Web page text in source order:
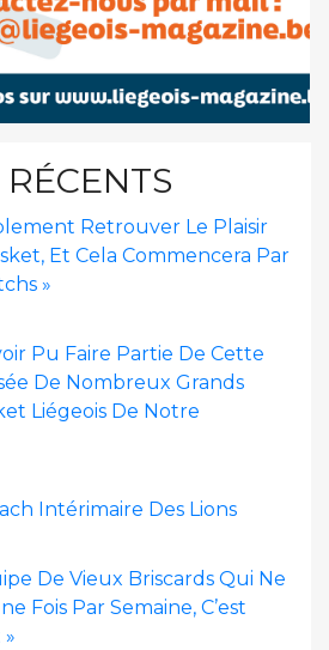
Retrouver Le Plaisir
Et Cela Commencera Par
»
Pu Faire Partie De Cette
De Nombreux Grands
Liégeois De Notre
Intérimaire Des Lions
De Vieux Briscards Qui Ne
Fois Par Semaine, C’est